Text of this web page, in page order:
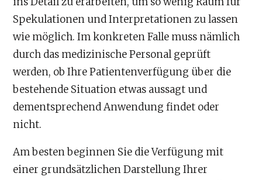
Spekulationen und Interpretationen zu lassen
wie möglich. Im konkreten Falle muss nämlich
durch das medizinische Personal geprüft
werden, ob Ihre Patientenverfügung über die
bestehende Situation etwas aussagt und
dementsprechend Anwendung findet oder
nicht.
Am besten beginnen Sie die Verfügung mit
einer grundsätzlichen Darstellung Ihrer